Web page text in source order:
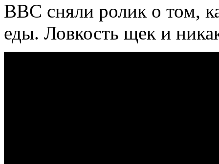
BBC сняли ролик о том,
еды. Ловкость щек и